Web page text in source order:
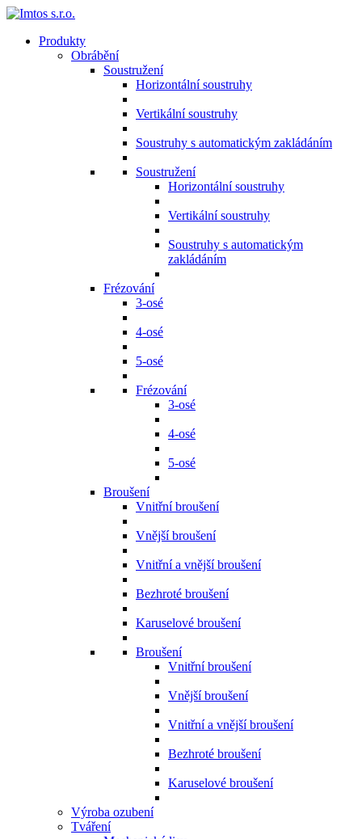
Produkty
Obrábění
Soustružení
Horizontální soustruhy
Vertikální soustruhy
Soustruhy s automatickým zakládáním
Soustružení
Horizontální soustruhy
Vertikální soustruhy
Soustruhy s automatickým
zakládáním
Frézování
3-osé
4-osé
5-osé
Frézování
3-osé
4-osé
5-osé
Broušení
Vnitřní broušení
Vnější broušení
Vnitřní a vnější broušení
Bezhroté broušení
Karuselové broušení
Broušení
Vnitřní broušení
Vnější broušení
Vnitřní a vnější broušení
Bezhroté broušení
Karuselové broušení
Výroba ozubení
Tváření